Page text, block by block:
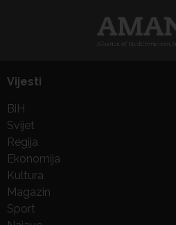
Vijesti
BiH
Svijet
Regija
Ekonomija
Kultura
Magazin
Sport